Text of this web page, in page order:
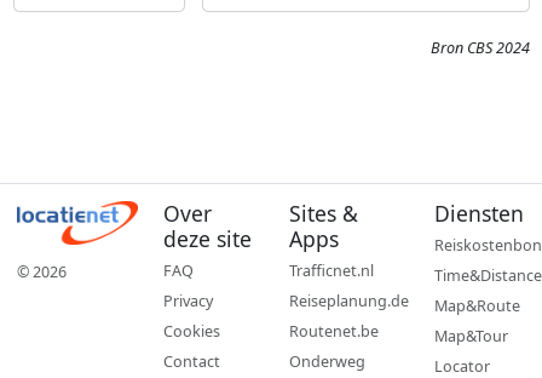
Bron CBS 2024
© 2026
Over
deze site
FAQ
Privacy
Cookies
Contact
Sites &
Apps
Trafficnet.nl
Reiseplanung.de
Routenet.be
Onderweg
Diensten
Reiskostenbon
Time&Distance
Map&Route
Map&Tour
Locator